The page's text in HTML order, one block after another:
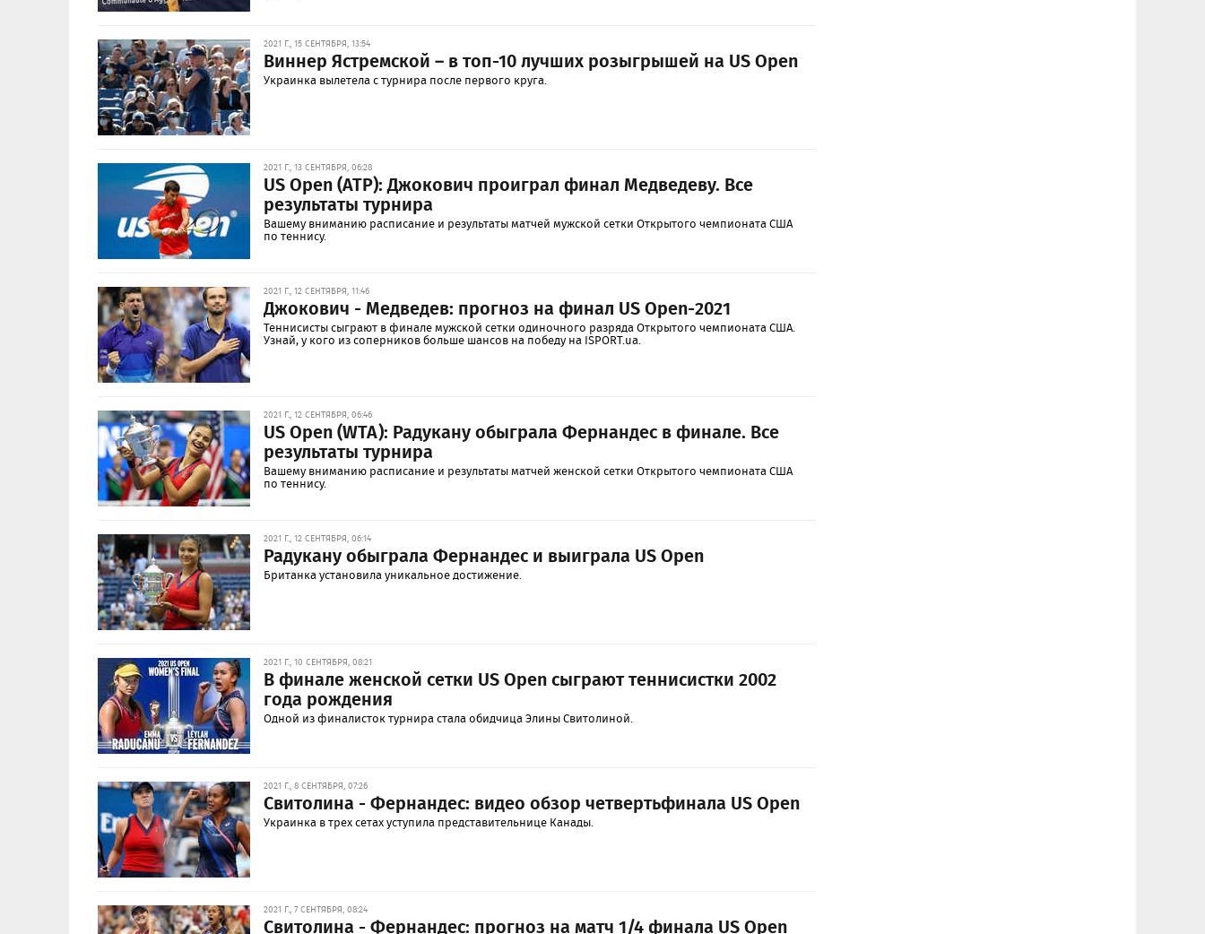
2021 Г., 15 СЕНТЯБРЯ, 13:54
Виннер Ястремской – в топ-10 лучших розыгрышей на US Open
Украинка вылетела с турнира после первого круга.
2021 Г., 13 СЕНТЯБРЯ, 06:28
US Open (ATP): Джокович проиграл финал Медведеву. Все
результаты турнира
Вашему вниманию расписание и результаты матчей мужской сетки Открытого чемпионата США
по теннису.
2021 Г., 12 СЕНТЯБРЯ, 11:46
Джокович - Медведев: прогноз на финал US Open-2021
Теннисисты сыграют в финале мужской сетки одиночного разряда Открытого чемпионата США.
Узнай, у кого из соперников больше шансов на победу на ISPORT.ua.
2021 Г., 12 СЕНТЯБРЯ, 06:46
US Open (WTA): Радукану обыграла Фернандес в финале. Все
результаты турнира
Вашему вниманию расписание и результаты матчей женской сетки Открытого чемпионата США
по теннису.
2021 Г., 12 СЕНТЯБРЯ, 06:14
Радукану обыграла Фернандес и выиграла US Open
Британка установила уникальное достижение.
2021 Г., 10 СЕНТЯБРЯ, 08:21
В финале женской сетки US Open сыграют теннисистки 2002
года рождения
Одной из финалисток турнира стала обидчица Элины Свитолиной.
2021 Г., 8 СЕНТЯБРЯ, 07:26
Свитолина - Фернандес: видео обзор четвертьфинала US Open
Украинка в трех сетах уступила представительнице Канады.
2021 Г., 7 СЕНТЯБРЯ, 08:24
Свитолина - Фернандес: прогноз на матч 1/4 финала US Open